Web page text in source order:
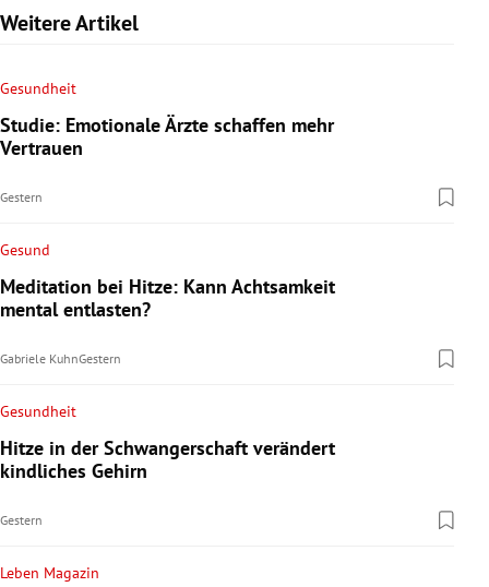
Weitere Artikel
Gesundheit
Studie: Emotionale Ärzte schaffen mehr
Vertrauen
Gestern
Gesund
Meditation bei Hitze: Kann Achtsamkeit
mental entlasten?
Gabriele KuhnGestern
Gesundheit
Hitze in der Schwangerschaft verändert
kindliches Gehirn
Gestern
Leben Magazin